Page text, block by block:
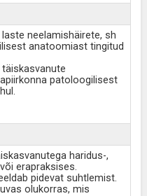
neelamishäirete, sh
anatoomiast tingitud
patoloogilisest
haridus-,
erapraksises.
pidevat suhtlemist.
olukorras, mis